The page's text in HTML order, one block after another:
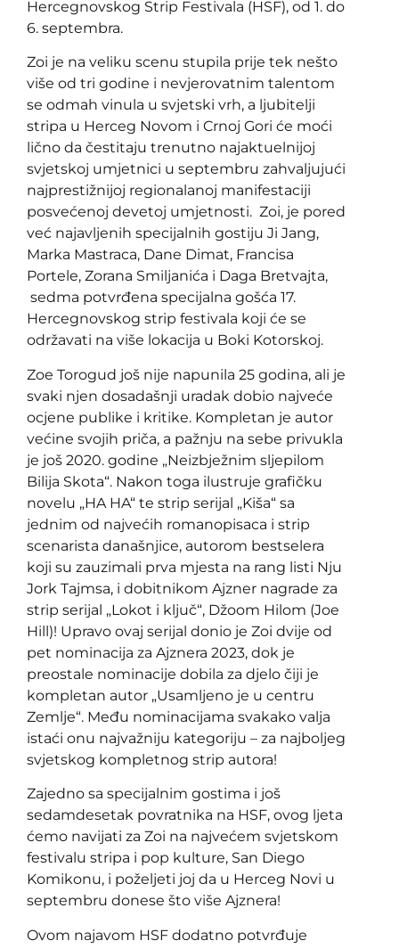
Hercegnovskog Strip Festivala (HSF), od 1. do
6. septembra.
Zoi je na veliku scenu stupila prije tek nešto
više od tri godine i nevjerovatnim talentom
se odmah vinula u svjetski vrh, a ljubitelji
stripa u Herceg Novom i Crnoj Gori će moći
lično da čestitaju trenutno najaktuelnijoj
svjetskoj umjetnici u septembru zahvaljujući
najprestižnijoj regionalanoj manifestaciji
posvećenoj devetoj umjetnosti. Zoi, je pored
već najavljenih specijalnih gostiju Ji Jang,
Marka Mastraca, Dane Dimat, Francisa
Portele, Zorana Smiljanića i Daga Bretvajta,
sedma potvrđena specijalna gošća 17.
Hercegnovskog strip festivala koji će se
održavati na više lokacija u Boki Kotorskoj.
Zoe Torogud još nije napunila 25 godina, ali je
svaki njen dosadašnji uradak dobio najveće
ocjene publike i kritike. Kompletan je autor
većine svojih priča, a pažnju na sebe privukla
je još 2020. godine „Neizbježnim sljepilom
Bilija Skota“. Nakon toga ilustruje grafičku
novelu „HA HA“ te strip serijal „Kiša“ sa
jednim od najvećih romanopisaca i strip
scenarista današnjice, autorom bestselera
koji su zauzimali prva mjesta na rang listi Nju
Jork Tajmsa, i dobitnikom Ajzner nagrade za
strip serijal „Lokot i ključ“, Džoom Hilom (Joe
Hill)! Upravo ovaj serijal donio je Zoi dvije od
pet nominacija za Ajznera 2023, dok je
preostale nominacije dobila za djelo čiji je
kompletan autor „Usamljeno je u centru
Zemlje“. Među nominacijama svakako valja
istaći onu najvažniju kategoriju – za najboljeg
svjetskog kompletnog strip autora!
Zajedno sa specijalnim gostima i još
sedamdesetak povratnika na HSF, ovog ljeta
ćemo navijati za Zoi na najvećem svjetskom
festivalu stripa i pop kulture, San Diego
Komikonu, i poželjeti joj da u Herceg Novi u
septembru donese što više Ajznera!
Ovom najavom HSF dodatno potvrđuje